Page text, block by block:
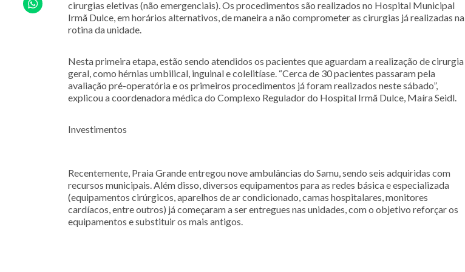
cirurgias eletivas (não emergenciais). Os procedimentos são realizados no Hospital Municipal
Irmã Dulce, em horários alternativos, de maneira a não comprometer as cirurgias já realizadas na
rotina da unidade.
Nesta primeira etapa, estão sendo atendidos os pacientes que aguardam a realização de cirurgia
geral, como hérnias umbilical, inguinal e colelitíase. “Cerca de 30 pacientes passaram pela
avaliação pré-operatória e os primeiros procedimentos já foram realizados neste sábado”,
explicou a coordenadora médica do Complexo Regulador do Hospital Irmã Dulce, Maíra Seidl.
Investimentos
Recentemente, Praia Grande entregou nove ambulâncias do Samu, sendo seis adquiridas com
recursos municipais. Além disso, diversos equipamentos para as redes básica e especializada
(equipamentos cirúrgicos, aparelhos de ar condicionado, camas hospitalares, monitores
cardíacos, entre outros) já começaram a ser entregues nas unidades, com o objetivo reforçar os
equipamentos e substituir os mais antigos.